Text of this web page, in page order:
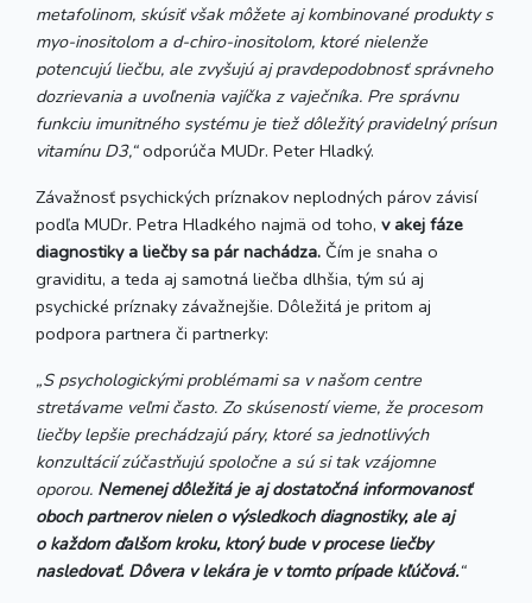
metafolinom, skúsiť však môžete aj kombinované produkty s
myo-inositolom a d-chiro-inositolom, ktoré nielenže
potencujú liečbu, ale zvyšujú aj pravdepodobnosť správneho
dozrievania a uvoľnenia vajíčka z vaječníka. Pre správnu
funkciu imunitného systému je tiež dôležitý pravidelný prísun
vitamínu D3,“odporúča MUDr. Peter Hladký.
Závažnosť psychických príznakov neplodných párov závisí
podľa MUDr. Petra Hladkého najmä od toho, v akej fáze
diagnostiky a liečby sa pár nachádza. Čím je snaha o
graviditu, a teda aj samotná liečba dlhšia, tým sú aj
psychické príznaky závažnejšie. Dôležitá je pritom aj
podpora partnera či partnerky:
„S psychologickými problémami sa v našom centre
stretávame veľmi často. Zo skúseností vieme, že procesom
liečby lepšie prechádzajú páry, ktoré sa jednotlivých
konzultácií zúčastňujú spoločne a sú si tak vzájomne
oporou. Nemenej dôležitá je aj dostatočná informovanosť
oboch partnerov nielen o výsledkoch diagnostiky, ale aj
o každom ďalšom kroku, ktorý bude v procese liečby
nasledovať. Dôvera v lekára je v tomto prípade kľúčová.“